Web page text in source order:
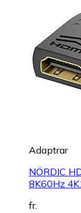
Adaptrar
NÖRDIC
8K60Hz
fr.